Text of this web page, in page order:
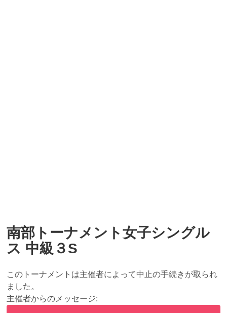
南部トーナメント女子シングル
ス 中級３S
このトーナメントは主催者によって中止の手続きが取られ
ました。
主催者からのメッセージ: